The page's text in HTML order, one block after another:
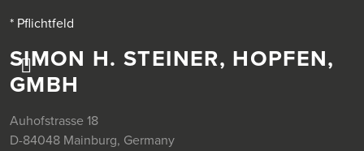
SIMON H. STEINER, HOPFEN,
GMBH
Auhofstrasse 18
D-84048 Mainburg, Germany
* Pflichtfeld